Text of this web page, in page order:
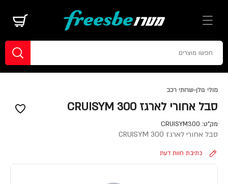
מולי גולן-שרותי רכב
סבל אחורי לארגז CRUISYM 300
מק"ט: CRUISYM300
סבל אחורי לארגז CRUISYM 300
כתיבת חוות דעת